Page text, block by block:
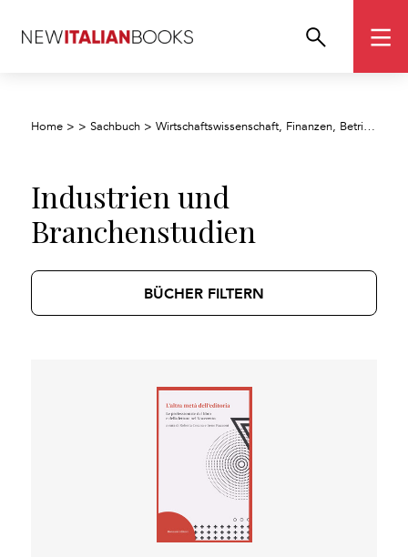
Home > >Sachbuch >Wirtschaftswissenschaft, Finanzen, Betriebswirtschaft und Management
Industrien und
Branchenstudien
BÜCHER FILTERN